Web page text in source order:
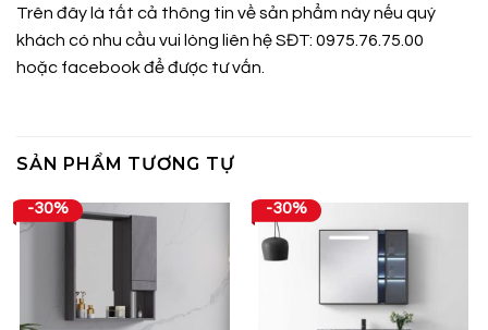
Trên đây là tất cả thông tin về sản phẩm này nếu quý
khách có nhu cầu vui lòng liên hệ SĐT: 0975.76.75.00
hoặc facebookđể được tư vấn.
SẢN PHẨM TƯƠNG TỰ
-30% -30%